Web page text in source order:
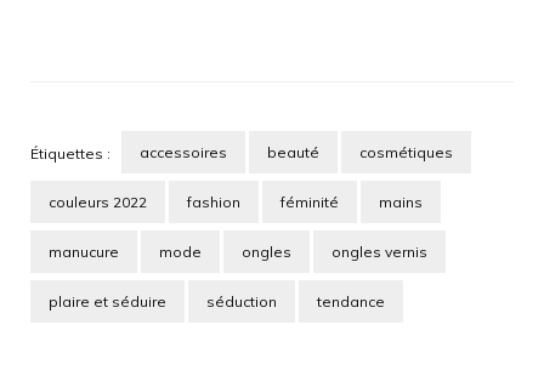
Étiquettes : accessoires beauté cosmétiques
couleurs 2022 fashion féminité mains
manucure mode ongles ongles vernis
plaire et séduire séduction tendance